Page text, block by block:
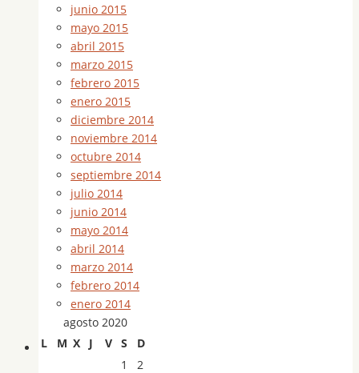
junio 2015
mayo 2015
abril 2015
marzo 2015
febrero 2015
enero 2015
diciembre 2014
noviembre 2014
octubre 2014
septiembre 2014
julio 2014
junio 2014
mayo 2014
abril 2014
marzo 2014
febrero 2014
enero 2014
agosto 2020
L
M X J V S D
1
2